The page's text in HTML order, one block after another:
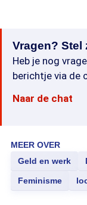
Vragen? Stel
Heb je nog
berichtje via de
Naar de chat
MEER OVER
Geld en werk
Feminisme